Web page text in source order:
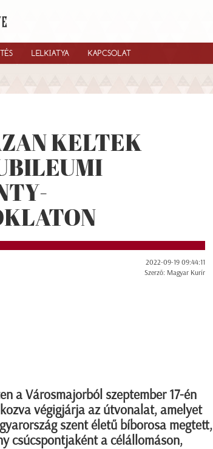
LELKIATYA KAPCSOLAT
KELTEK
2022-09-19 09:44:11
Szerző: Magyar Kurír
a Városmajorból szeptember 17-én
végigjárja az útvonalat, amelyet
szent életű bíborosa megtett,
csúcspontjaként a célállomáson,